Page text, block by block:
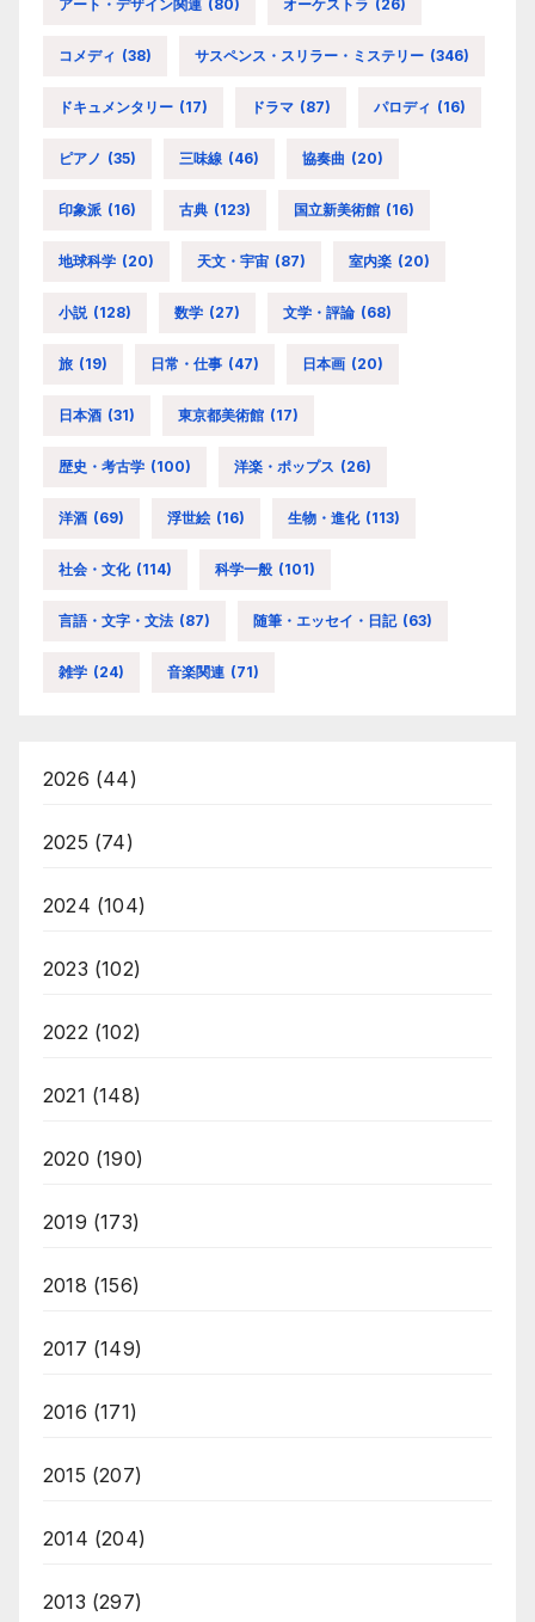
アート・デザイン関連 (80) オーケストラ (26)
コメディ (38) サスペンス・スリラー・ミステリー (346)
ドキュメンタリー (17) ドラマ (87) パロディ (16)
ピアノ (35) 三味線 (46) 協奏曲 (20)
印象派 (16) 古典 (123) 国立新美術館 (16)
地球科学 (20) 天文・宇宙 (87) 室内楽 (20)
小説 (128) 数学 (27) 文学・評論 (68)
旅 (19) 日常・仕事 (47) 日本画 (20)
日本酒 (31) 東京都美術館 (17)
歴史・考古学 (100) 洋楽・ポップス (26)
洋酒 (69) 浮世絵 (16) 生物・進化 (113)
社会・文化 (114) 科学一般 (101)
言語・文字・文法 (87) 随筆・エッセイ・日記 (63)
雑学 (24) 音楽関連 (71)
2026 (44)
2025 (74)
2024 (104)
2023 (102)
2022(102)
2021 (148)
2020 (190)
2019 (173)
2018 (156)
2017 (149)
2016 (171)
2015 (207)
2014 (204)
2013 (297)